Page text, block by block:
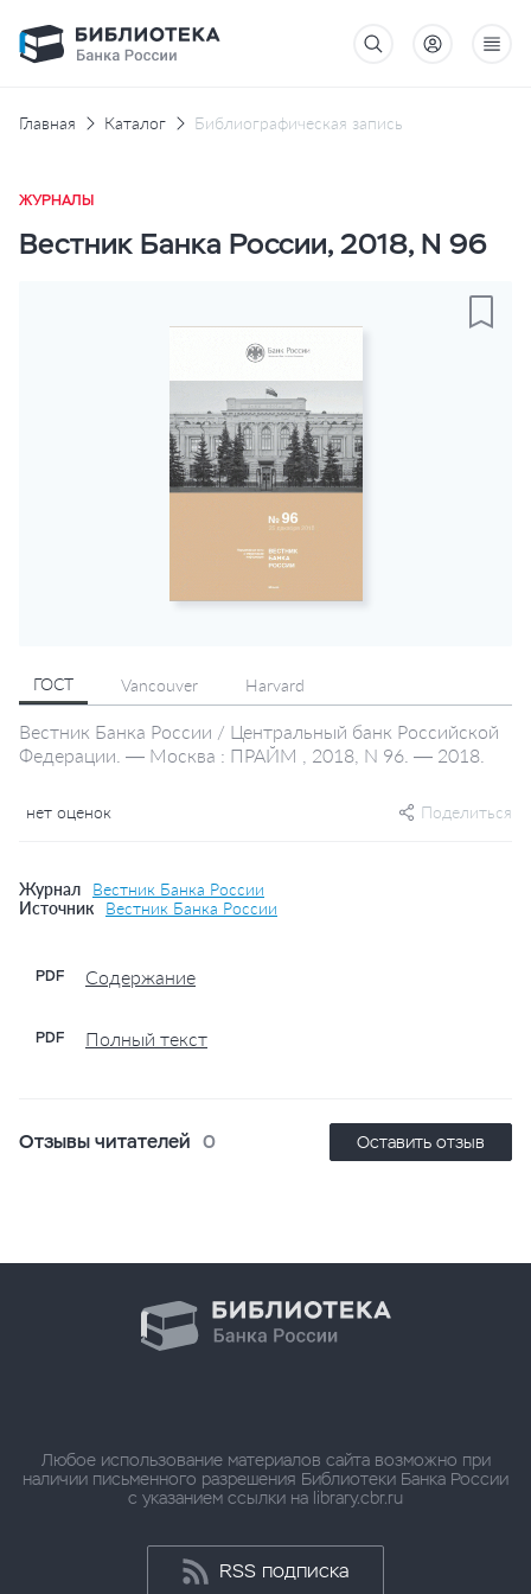
Главная Каталог Библиографическая запись
ЖУРНАЛЫ
Вестник Банка России, 2018, N 96
ГОСТ Vancouver Harvard
Вестник Банка России / Центральный банк Российской
Федерации. — Москва : ПРАЙМ , 2018, N 96. — 2018.
нет оценок Поделиться
Журнал
Вестник Банка России
Источник
Вестник Банка России
PDF Содержание
PDF Полный текст
Отзывы читателей 0 Оставить отзыв
Любое использование материалов сайта возможно при
наличии письменного разрешения Библиотеки Банка России
с указанием ссылки на library.cbr.ru
RSS подписка